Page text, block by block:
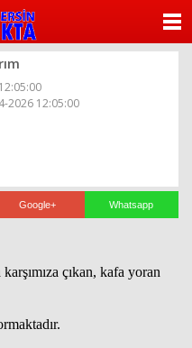
2026 12:05:00
Google+ Whatsapp
çıkan, kafa yoran
YAZARLAR